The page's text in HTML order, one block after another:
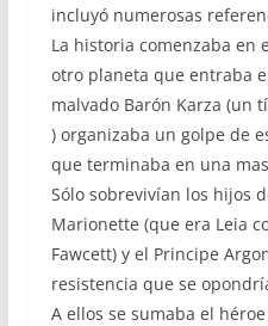
incluyó numerosas
La historia comenzaba en
otro planeta que entraba
malvado Barón Karza (un
) organizaba un golpe de
que terminaba en una
Sólo sobrevivían los hijos
Marionette (que era Leia
Fawcett) y el Principe
resistencia que se
A ellos se sumaba el